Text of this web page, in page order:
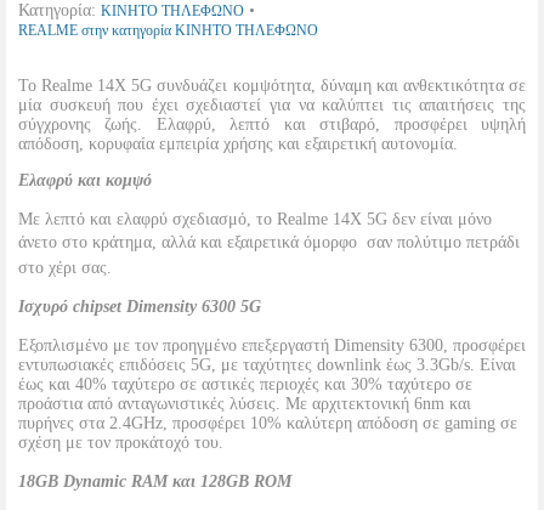
Κατηγορία: ΚΙΝΗΤΟ ΤΗΛΕΦΩΝΟ •
REALME στην κατηγορία ΚΙΝΗΤΟ ΤΗΛΕΦΩΝΟ
Το Realme 14X 5G συνδυάζει κομψότητα, δύναμη και ανθεκτικότητα σε
μία συσκευή που έχει σχεδιαστεί για να καλύπτει τις απαιτήσεις της
σύγχρονης ζωής. Ελαφρύ, λεπτό και στιβαρό, προσφέρει υψηλή
απόδοση, κορυφαία εμπειρία χρήσης και εξαιρετική αυτονομία.
Ελαφρύ και κομψό
Με λεπτό και ελαφρύ σχεδιασμό, το Realme 14X 5G δεν είναι μόνο
άνετο στο κράτημα, αλλά και εξαιρετικά όμορφο  σαν πολύτιμο πετράδι
στο χέρι σας.
Ισχυρό chipset Dimensity 6300 5G
Εξοπλισμένο με τον προηγμένο επεξεργαστή Dimensity 6300, προσφέρει
εντυπωσιακές επιδόσεις 5G, με ταχύτητες downlink έως 3.3Gb/s. Είναι
έως και 40% ταχύτερο σε αστικές περιοχές και 30% ταχύτερο σε
προάστια από ανταγωνιστικές λύσεις. Με αρχιτεκτονική 6nm και
πυρήνες στα 2.4GHz, προσφέρει 10% καλύτερη απόδοση σε gaming σε
σχέση με τον προκάτοχό του.
18GB Dynamic RAM και 128GB ROM